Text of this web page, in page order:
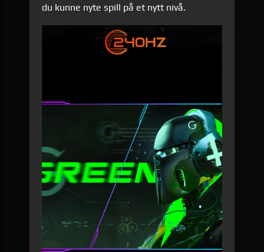
du kunne nyte spill på et nytt nivå.